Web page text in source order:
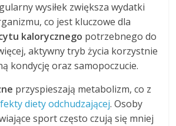
wysiłek zwiększa wydatki
co jest kluczowe dla
kalorycznego potrzebnego do
aktywny tryb życia korzystnie
kondycję oraz samopoczucie.
przyspieszają metabolizm, co z
diety odchudzającej. Osoby
sport często czują się mniej